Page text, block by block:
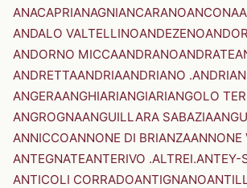
ANACAPRIANAGNIANCARANOANCONA
ANDALO VALTELLINOANDEZENO
ANDORNO MICCAANDRANOANDRATE
ANDRETTAANDRIAANDRIANO
ANGERAANGHIARIANGIARIANGOLO
ANGROGNAANGUILLARA SABAZIA
ANNICCOANNONE DI BRIANZAANNONE
ANTEGNATEANTERIVO .ALTREI.ANTEY-
ANTICOLI CORRADOANTIGNANO